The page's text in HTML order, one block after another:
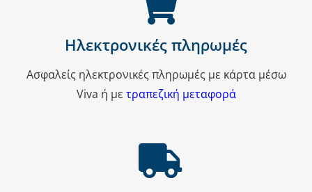
Ηλεκτρονικές πληρωμές
Ασφαλείς ηλεκτρονικές πληρωμές με κάρτα μέσω
Viva ή με τραπεζική μεταφορά